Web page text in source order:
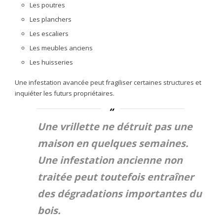
Les poutres
Les planchers
Les escaliers
Les meubles anciens
Les huisseries
Une infestation avancée peut fragiliser certaines structures et
inquiéter les futurs propriétaires.
Une vrillette ne détruit pas une
maison en quelques semaines.
Une infestation ancienne non
traitée peut toutefois entraîner
des dégradations importantes du
bois.